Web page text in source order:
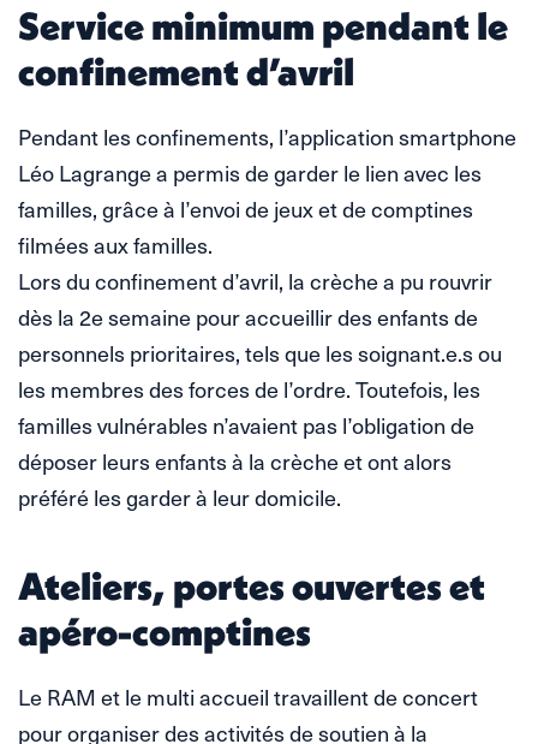
Service minimum pendant le
confinement d’avril
Pendant les confinements, l’application smartphone
Léo Lagrange a permis de garder le lien avec les
familles, grâce à l’envoi de jeux et de comptines
filmées aux familles.
Lors du confinement d’avril, la crèche a pu rouvrir
dès la 2e semaine pour accueillir des enfants de
personnels prioritaires, tels que les soignant.e.s ou
les membres des forces de l’ordre. Toutefois, les
familles vulnérables n’avaient pas l’obligation de
déposer leurs enfants à la crèche et ont alors
préféré les garder à leur domicile.
Ateliers, portes ouvertes et
apéro-comptines
Le RAM et le multi accueil travaillent de concert
pour organiser des activités de soutien à la